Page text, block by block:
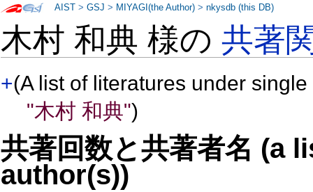
木村 和典 様の共著
+(A list of literatures under
"木村 和典")
共著回数と共著者名 (a
author(s))
AIST >GSJ > MIYAGI(the Author) >nkysdb (this DB)